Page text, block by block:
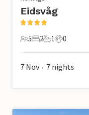
Eidsvåg
5 Gäste
5
2 Schlafzimmer
2
1 Badezimmer
1
0 Haustiere
0
7 Nov • 7 nights